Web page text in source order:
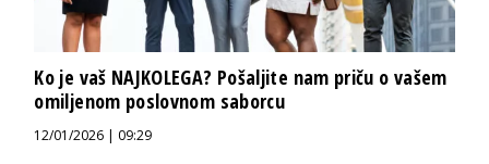
Ko je vaš NAJKOLEGA? Pošaljite nam priču o vašem
omiljenom poslovnom saborcu
12/01/2026 | 09:29